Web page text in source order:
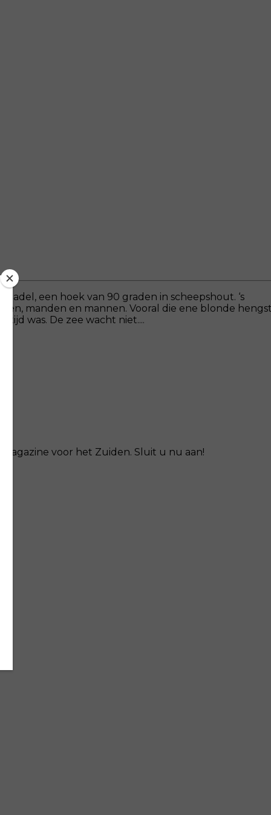
een hoek van 90 graden in scheepshout. ‘s
manden en mannen. Vooral die ene blonde
was. De zee wacht niet....
voor het Zuiden. Sluit u nu aan!